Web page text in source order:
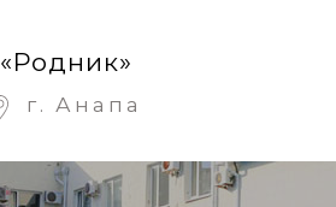
«Родник»
г. Анапа